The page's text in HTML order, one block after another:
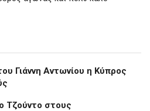
Γιάννη Αντωνίου η Κύπρος
Τζούντο στους